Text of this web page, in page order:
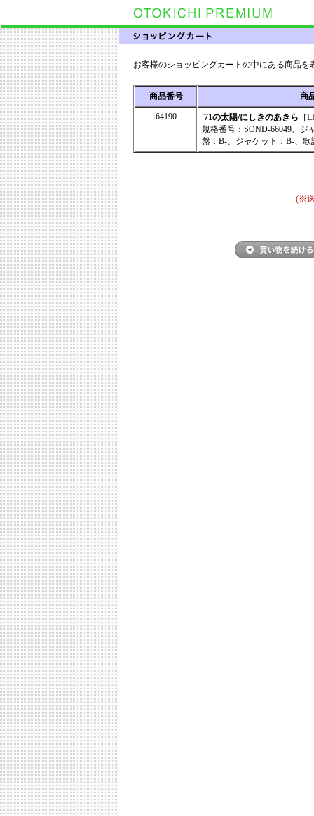
お客様のショッピングカートの中にある商品を
商品番号 商
64190 '71の太陽/にしきのあきら ［
規格番号：SOND-66049、ジ
盤：B-、ジャケット：B-、
(※送